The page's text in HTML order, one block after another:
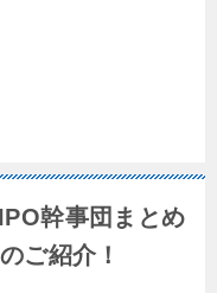
幹事団まとめ
ご紹介！